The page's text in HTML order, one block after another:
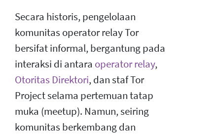
Secara historis, pengelolaan
komunitas operator relay Tor
bersifat informal, bergantung pada
interaksi di antara operator relay,
Otoritas Direktori, dan staf Tor
Project selama pertemuan tatap
muka (meetup). Namun, seiring
komunitas berkembang dan